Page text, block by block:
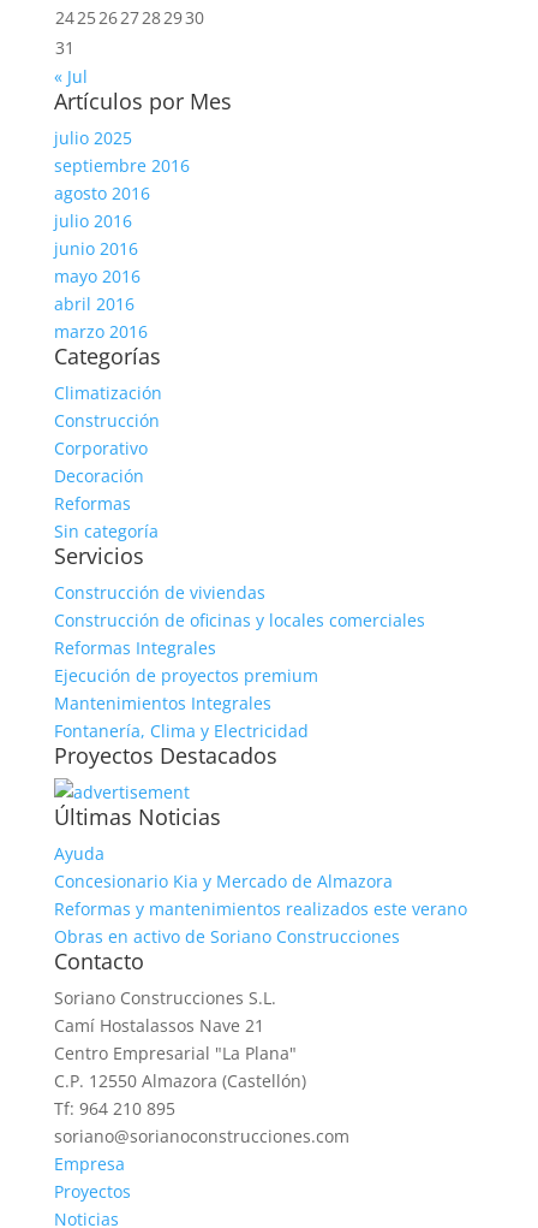
24252627282930
31
« Jul
Artículos por Mes
julio 2025
septiembre 2016
agosto 2016
julio 2016
junio 2016
mayo 2016
abril 2016
marzo 2016
Categorías
Climatización
Construcción
Corporativo
Decoración
Reformas
Sin categoría
Servicios
Construcción de viviendas
Construcción de oficinas y locales comerciales
Reformas Integrales
Ejecución de proyectos premium
Mantenimientos Integrales
Fontanería, Clima y Electricidad
Proyectos Destacados
Últimas Noticias
Ayuda
Concesionario Kia y Mercado de Almazora
Reformas y mantenimientos realizados este verano
Obras en activo de Soriano Construcciones
Contacto
Soriano Construcciones S.L.
Camí Hostalassos Nave 21
Centro Empresarial "La Plana"
C.P. 12550 Almazora (Castellón)
Tf: 964 210 895
soriano@sorianoconstrucciones.com
Empresa
Proyectos
Noticias